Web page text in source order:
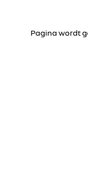
Pagina wordt